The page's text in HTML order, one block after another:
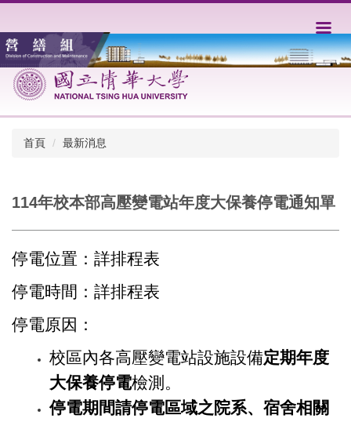
主
要
內
容
首頁 最新消息
114年校本部高壓變電站年度大保養停電通知單
停電位置：詳排程表
停電時間：詳排程表
停電原因：
校區內各高壓變電站設施設備定期年度
大保養停電檢測 。
停電期間請停電區域之院系、宿舍相關